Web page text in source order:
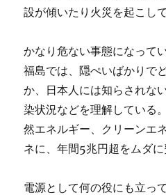
設が傾いたり火災を起こして
かなり危ない事態になって
福島では、隠ぺいばかりで
か、日本人には知らされな
染状況などを理解している
然エネルギー、クリーンエ
ネに、年間5兆円超をムダに
電源として何の役にも立っ